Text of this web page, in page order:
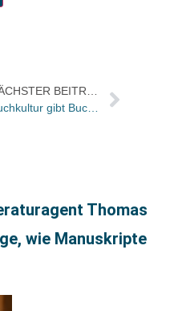
Thomas
wie Manuskripte